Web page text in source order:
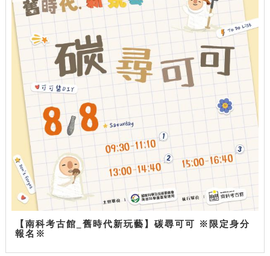
【南科考古館_舊時代新玩藝】碳尋可可 ※限定身分
報名※